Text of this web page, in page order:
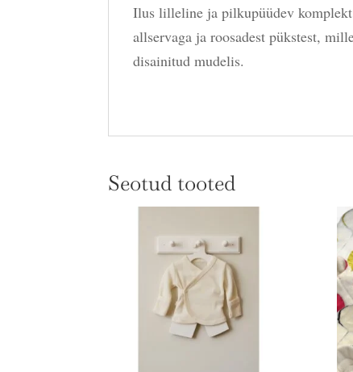
Ilus lilleline ja pilkupüüdev
allservaga ja roosadest pükstest,
disainitud mudelis.
Seotud tooted